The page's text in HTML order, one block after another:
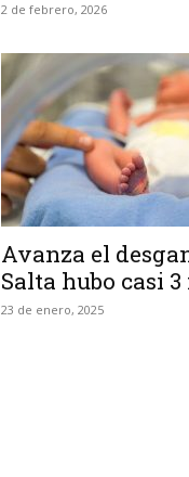
2 de febrero, 2026
Avanza el
Salta hubo casi 3
23 de enero, 2025